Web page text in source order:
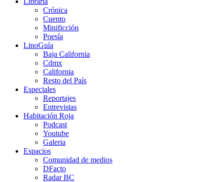
Crónica
Cuento
Minificción
Poesía
LinoGuía
Baja California
Cdmx
California
Resto del País
Especiales
Reportajes
Entrevistas
Habitación Roja
Podcast
Youtube
Galeria
Espacios
Comunidad de medios
DFacto
Radar BC